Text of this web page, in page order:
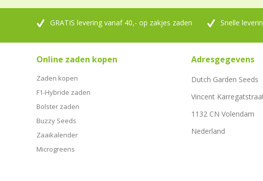
GRATIS levering vanaf 40,- op zakjes zaden Snelle
Online zaden kopen
Zaden kopen
F1-Hybride zaden
Bolster zaden
Buzzy Seeds
Zaaikalender
Microgreens
Adresgegevens
Dutch Garden Seeds
Vincent
1132 CN Volendam
Nederland